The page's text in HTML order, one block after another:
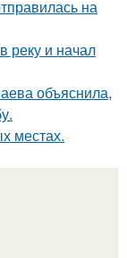
на
реку и начал
объяснила,
местах.